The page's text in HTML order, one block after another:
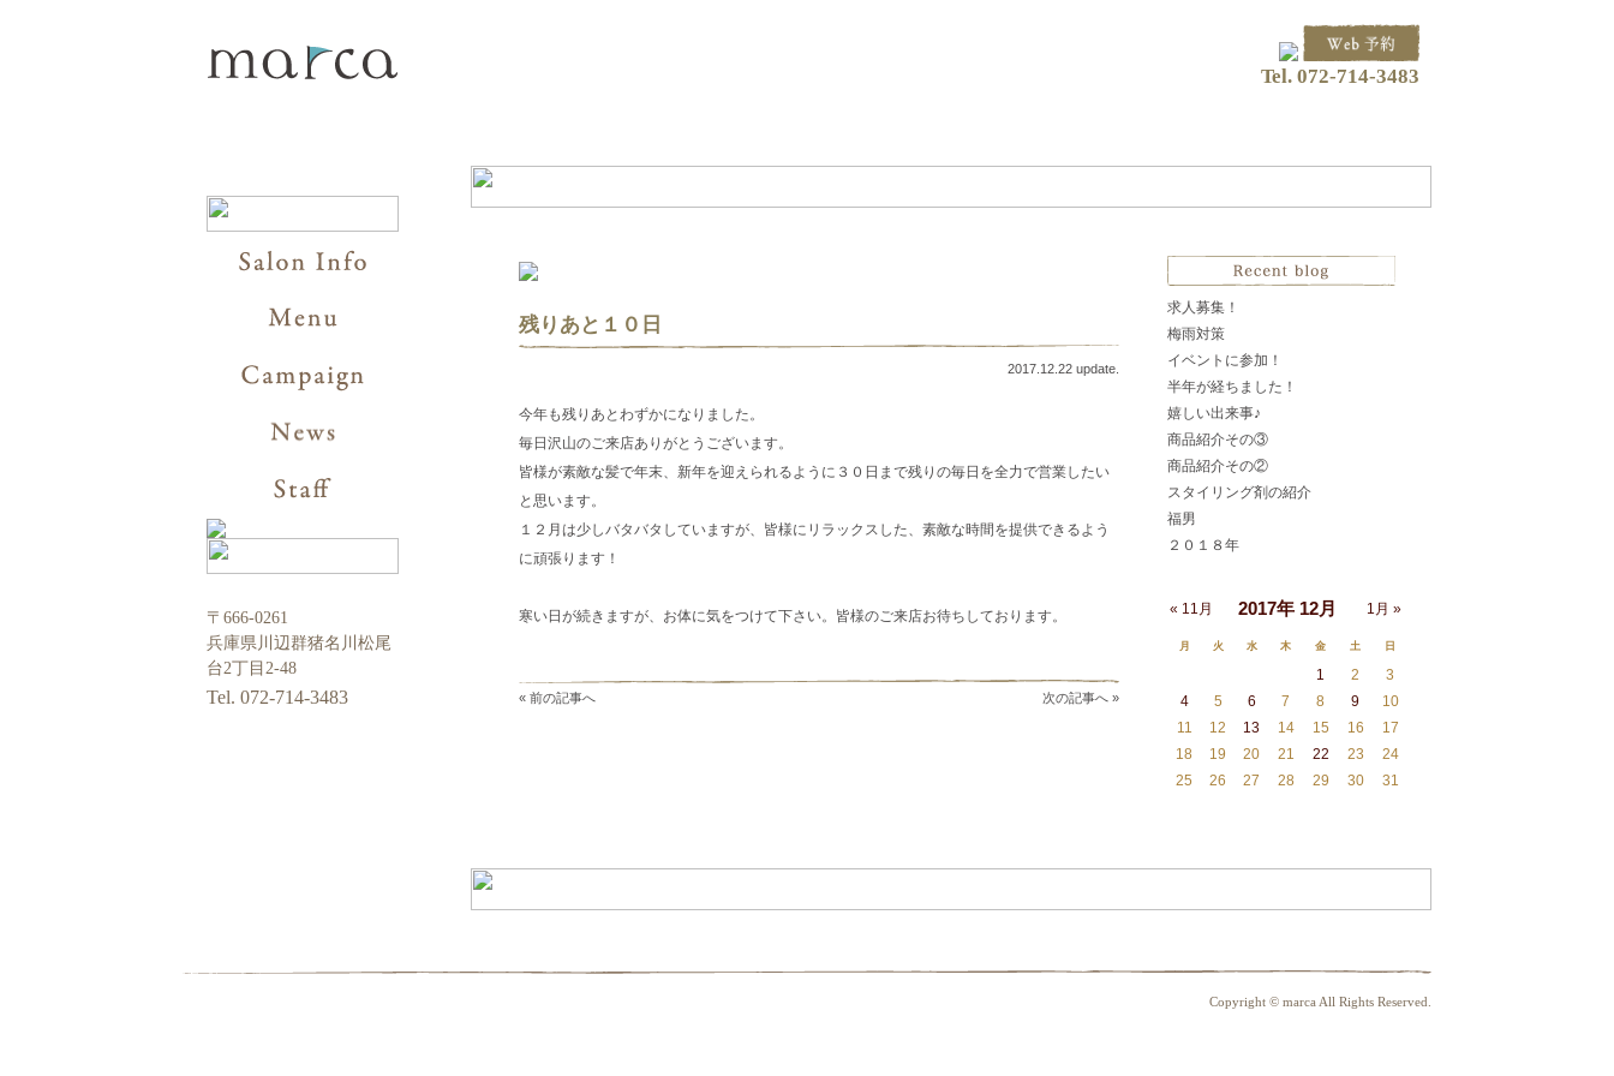
Tel. 072-714-3483
〒666-0261
兵庫県川辺群猪名川松尾
台2丁目2-48
Tel. 072-714-3483
残りあと１０日
2017.12.22 update.
今年も残りあとわずかになりました。
毎日沢山のご来店ありがとうございます。
皆様が素敵な髪で年末、新年を迎えられるように３０日まで残りの毎日を全力で営業したい
と思います。
１２月は少しバタバタしていますが、皆様にリラックスした、素敵な時間を提供できるよう
に頑張ります！
寒い日が続きますが、お体に気をつけて下さい。皆様のご来店お待ちしております。
« 前の記事へ 次の記事へ »
求人募集！
梅雨対策
イベントに参加！
半年が経ちました！
嬉しい出来事♪
商品紹介その③
商品紹介その②
スタイリング剤の紹介
福男
２０１８年
2017年 12月
月 火 水 木 金 土 日
« 11月 1月 »
1 2
3
4
5 6 7 8 9
10
11
12 13 14 15 16
17
18
19 20 21 22 23
24
25
26 27 28 29 30 31
Copyright © marca All Rights Reserved.